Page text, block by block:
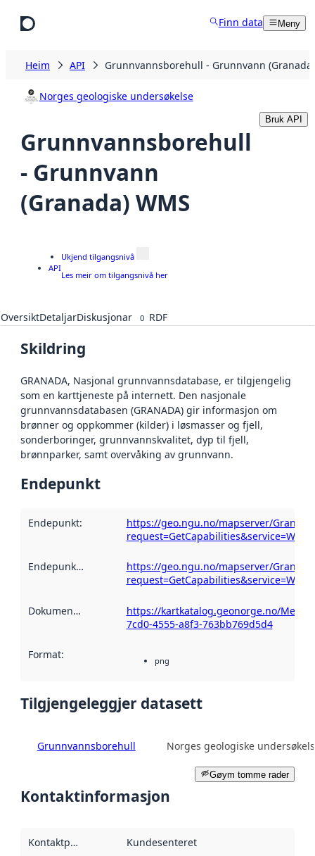
Finn data Meny
Heim API Grunnvannsborehull - Grunnvann
Norges geologiske undersøkelse
Grunnvannsborehull
- Grunnvann
(Granada) WMS
Bruk API
API
Ukjend tilgangsnivå
Les meir om tilgangsnivå her
OversiktDetaljarDiskusjonar 0 RDF
Skildring
GRANADA, Nasjonal grunnvannsdatabase, er tilgjengelig
som en karttjeneste på internett. Den nasjonale
grunnvannsdatabasen (GRANADA) gir informasjon om
brønner og oppkommer (kilder) i løsmasser og fjell,
sonderboringer, grunnvannskvalitet, dyp til fjell,
brønnparker, samt overvåking av grunnvann.
Endepunkt
Endepunkt:
https://geo.ngu.no/mapserver/
request=GetCapabilities&service=WMS
Endepunktskildring
https://geo.ngu.no/mapserver/
request=GetCapabilities&service=WMS
Dokumentasjon
https://kartkatalog.geonorge.no/
7cd0-4555-a8f3-763bb769d5d4
Format: png
Tilgjengeleggjer datasett
Grunnvannsborehull Norges geologiske
Gøym tomme rader
Kontaktinformasjon
Kontaktpunkt Kundesenteret